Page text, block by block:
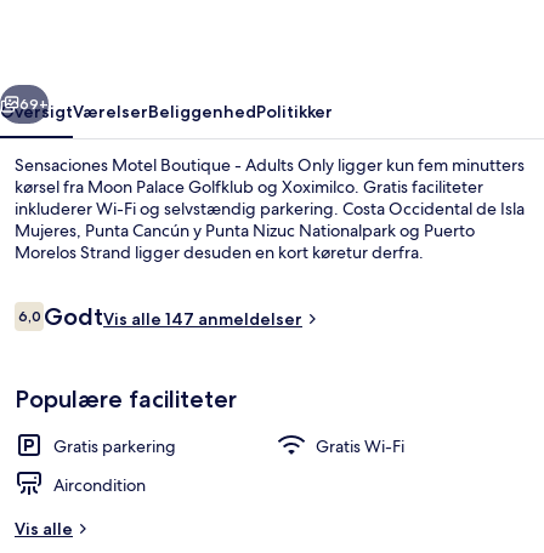
Næste
69+
OversigtVærelserBeliggenhedPolitikker
Sensaciones Motel Boutique - Adults Only ligger kun fem minutters
kørsel fra Moon Palace Golfklub og Xoximilco. Gratis faciliteter
inkluderer Wi-Fi og selvstændig parkering. Costa Occidental de Isla
Mujeres, Punta Cancún y Punta Nizuc Nationalpark og Puerto
Morelos Strand ligger desuden en kort køretur derfra.
Anmeldelser
6,06,0 ud af 10.
GodtVis alle 147 anmeldelser
Populære faciliteter
Gratis parkering
Gratis Wi-Fi
Aircondition
Vis alle